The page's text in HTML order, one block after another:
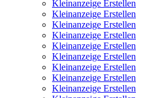
Kleinanzeige Erstellen
Kleinanzeige Erstellen
Kleinanzeige Erstellen
Kleinanzeige Erstellen
Kleinanzeige Erstellen
Kleinanzeige Erstellen
Kleinanzeige Erstellen
Kleinanzeige Erstellen
Kleinanzeige Erstellen